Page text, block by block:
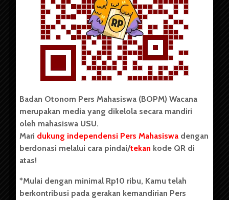
Copyright © 2023. All rights reserved BOPM WACANA.
Badan Otonom Pers Mahasiswa (BOPM) Wacana merupakan
pers mahasiswa yang berdiri di luar kampus dan dikelola
secara mandiri oleh mahasiswa Universitas Sumatera Utara
(USU). Sebelumnya BOPM Wacana merupakan salah satu
Unit Kegiatan Mahasiswa (UKM) di Universitas Sumatera
berdiri pada 1 Juli 1995.
Badan Otonom Pers Mahasiswa (BOPM) Wacana
merupakan media yang dikelola secara mandiri
oleh mahasiswa USU.
Mari dukung independensi Pers Mahasiswa dengan
berdonasi melalui cara pindai/tekan kode QR di
atas!
*Mulai dengan minimal Rp10 ribu, Kamu telah
berkontribusi pada gerakan kemandirian Pers